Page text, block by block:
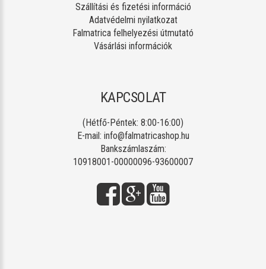
Szállítási és fizetési információ
Adatvédelmi nyilatkozat
Falmatrica felhelyezési útmutató
Vásárlási információk
KAPCSOLAT
(Hétfő-Péntek: 8:00-16:00)
E-mail: info@falmatricashop.hu
Bankszámlaszám:
10918001-00000096-93600007